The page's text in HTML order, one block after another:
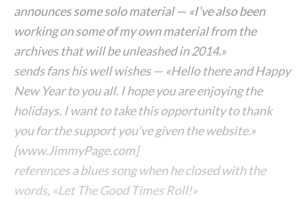
announces some solo material — «I’ve also been
working on some of my own material from the
archives that will be unleashed in 2014.»
sends fans his well wishes — «Hello there and Happy
New Year to you all. I hope you are enjoying the
holidays. I want to take this opportunity to thank
you for the support you’ve given the website.»
[www.JimmyPage.com]
references a blues song when he closed with the
words, «Let The Good Times Roll!»